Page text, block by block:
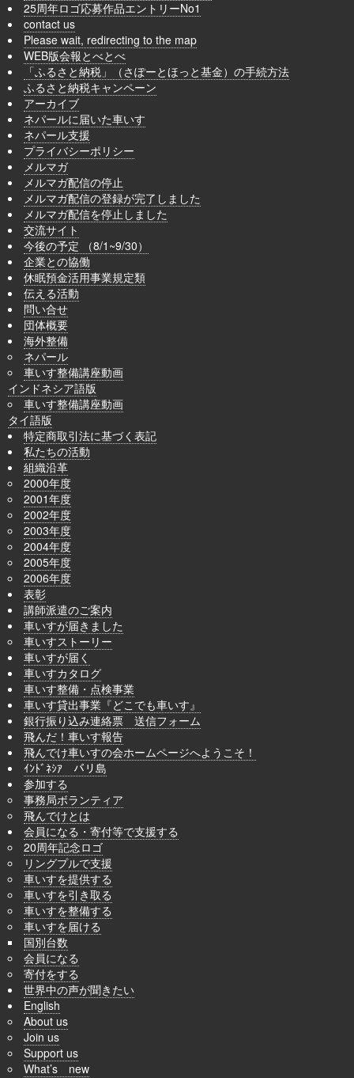
25周年ロゴ応募作品エントリーNo1
contact us
Please wait, redirecting to the map
WEB版会報とべとべ
「ふるさと納税」（さぽーとほっと基金）の手続方法
ふるさと納税キャンペーン
アーカイブ
ネパールに届いた車いす
ネパール支援
プライバシーポリシー
メルマガ
メルマガ配信の停止
メルマガ配信の登録が完了しました
メルマガ配信を停止しました
交流サイト
今後の予定 （8/1~9/30）
企業との協働
休眠預金活用事業規定類
伝える活動
問い合せ
団体概要
海外整備
ネパール
車いす整備講座動画
インドネシア語版
車いす整備講座動画
タイ語版
特定商取引法に基づく表記
私たちの活動
組織沿革
2000年度
2001年度
2002年度
2003年度
2004年度
2005年度
2006年度
表彰
講師派遣のご案内
車いすが届きました
車いすストーリー
車いすが届く
車いすカタログ
車いす整備・点検事業
車いす貸出事業『どこでも車いす』
銀行振り込み連絡票 送信フォーム
飛んだ！車いす報告
飛んでけ車いすの会ホームページへようこそ！
ｲﾝﾄﾞﾈｼｱ バリ島
参加する
事務局ボランティア
飛んでけとは
会員になる・寄付等で支援する
20周年記念ロゴ
リングプルで支援
車いすを提供する
車いすを引き取る
車いすを整備する
車いすを届ける
国別台数
会員になる
寄付をする
世界中の声が聞きたい
English
About us
Join us
Support us
What’s new